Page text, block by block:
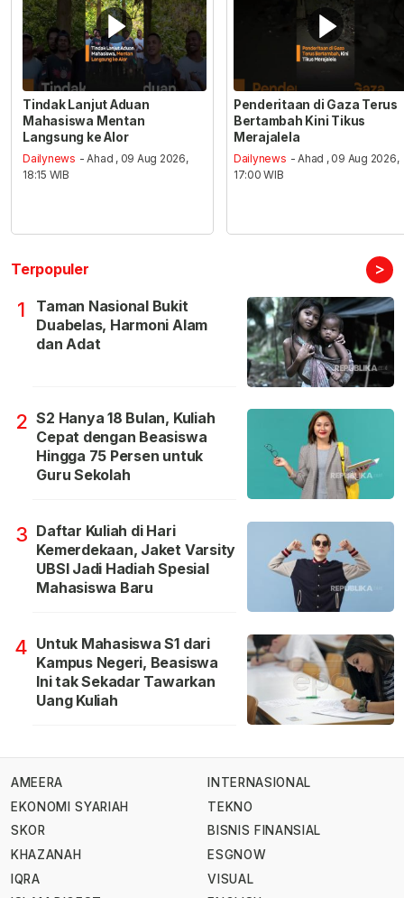
Tindak Lanjut Aduan
Mahasiswa Mentan
Langsung ke Alor
Dailynews - Ahad , 09 Aug 2026,
18:15 WIB
Penderitaan di Gaza Terus
Bertambah Kini Tikus
Merajalela
Dailynews - Ahad , 09 Aug 2026,
17:00 WIB
Terpopuler >
1
Taman Nasional Bukit
Duabelas, Harmoni Alam
dan Adat
2 S2 Hanya 18 Bulan, Kuliah
Cepat dengan Beasiswa
Hingga 75 Persen untuk
Guru Sekolah
3 Daftar Kuliah di Hari
Kemerdekaan, Jaket Varsity
UBSI Jadi Hadiah Spesial
Mahasiswa Baru
4 Untuk Mahasiswa S1 dari
Kampus Negeri, Beasiswa
Ini tak Sekadar Tawarkan
Uang Kuliah
AMEERA
EKONOMI SYARIAH
SKOR
KHAZANAH
IQRA
INTERNASIONAL
TEKNO
BISNIS FINANSIAL
ESGNOW
VISUAL